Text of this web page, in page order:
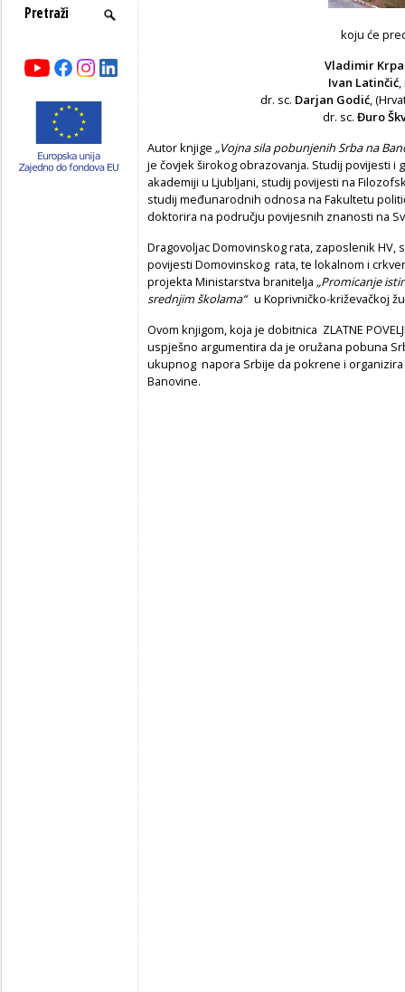
koju će
Vladimir
Ivan Latinčić
dr. sc. Darjan Godić,
dr. sc. Đuro
Autor knjige „Vojna sila pobunjenih Srba na
je čovjek širokog obrazovanja. Studij povijesti i
akademiji u Ljubljani, studij povijesti na
studij međunarodnih odnosa na Fakultetu
doktorira na području povijesnih znanosti na
Dragovoljac Domovinskog rata, zaposlenik HV,
povijesti Domovinskog rata, te lokalnom i
projekta Ministarstva branitelja „Promicanje
srednjim školama“ u Koprivničko-križevačkoj
Ovom knjigom, koja je dobitnica ZLATNE
uspješno argumentira da je oružana pobuna
ukupnog napora Srbije da pokrene i
Banovine.